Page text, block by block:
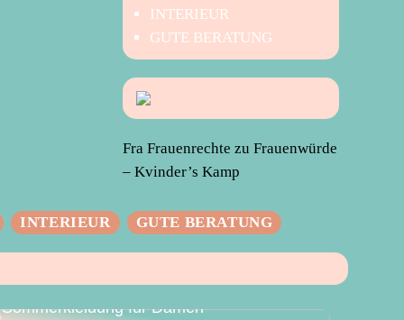
INTERIEUR
GUTE BERATUNG
Fra Frauenrechte zu Frauenwürde
– Kvinder’s Kamp
INTERIEUR GUTE BERATUNG
Der perfekte Sommer – Vielseitige
Sommerkleidung für Damen